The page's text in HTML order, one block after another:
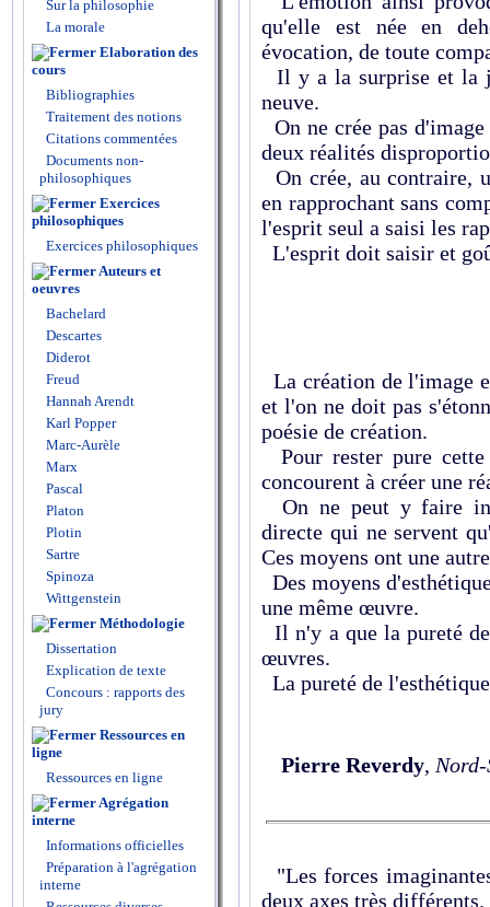
Sur la philosophie
La morale
Elaboration des
cours
Bibliographies
Traitement des notions
Citations commentées
Documents non-
philosophiques
Exercices
philosophiques
Exercices philosophiques
Auteurs et
oeuvres
Bachelard
Descartes
Diderot
Freud
Hannah Arendt
Karl Popper
Marc-Aurèle
Marx
Pascal
Platon
Plotin
Sartre
Spinoza
Wittgenstein
Méthodologie
Dissertation
Explication de texte
Concours : rapports des
jury
Ressources en
ligne
Ressources en ligne
Agrégation
interne
Informations officielles
Préparation à l'agrégation
interne
qu'elle est née en
évocation, de toute
Il y a la surprise et la
neuve.
On ne crée pas
deux réalités
On crée, au contraire,
en rapprochant sans
l'esprit seul a saisi les
L'esprit doit saisir et
La création de l'image
et l'on ne doit pas
poésie de création.
Pour rester pure cette
concourent à créer une
On ne peut y faire
directe qui ne servent
Ces moyens ont une
Des moyens
une même œuvre.
Il n'y a que la pureté
œuvres.
La pureté de
Pierre Reverdy, Nord-
"Les forces
deux axes très différents.